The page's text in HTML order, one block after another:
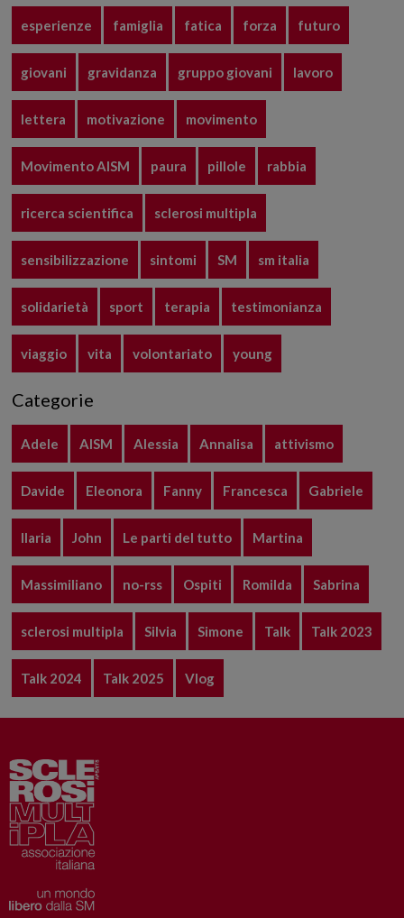
esperienze famiglia fatica forza futuro
giovani gravidanza gruppo giovani lavoro
lettera motivazione movimento
Movimento AISM paura pillole rabbia
ricerca scientifica sclerosi multipla
sensibilizzazione sintomi SM sm italia
solidarietà sport terapia testimonianza
viaggio vita volontariato young
Categorie
Adele AISM Alessia Annalisa attivismo
Davide Eleonora Fanny Francesca Gabriele
Ilaria John Le parti del tutto Martina
Massimiliano no-rss Ospiti Romilda Sabrina
sclerosi multipla Silvia Simone Talk Talk 2023
Talk 2024 Talk 2025 Vlog